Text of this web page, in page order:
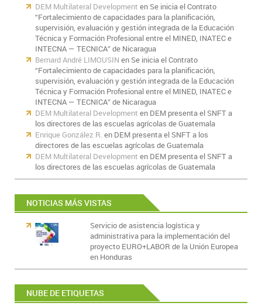
DEM Multilateral Development en Se inicia el Contrato
“Fortalecimiento de capacidades para la planificación,
supervisión, evaluación y gestión integrada de la Educación
Técnica y Formación Profesional entre el MINED, INATEC e
INTECNA — TECNICA” de Nicaragua
Bernard André LIMOUSIN en Se inicia el Contrato
“Fortalecimiento de capacidades para la planificación,
supervisión, evaluación y gestión integrada de la Educación
Técnica y Formación Profesional entre el MINED, INATEC e
INTECNA — TECNICA” de Nicaragua
DEM Multilateral Development en DEM presenta el SNFT a
los directores de las escuelas agrícolas de Guatemala
Enrique González R.en DEM presenta el SNFT a los
directores de las escuelas agrícolas de Guatemala
DEM Multilateral Development en DEM presenta el SNFT a
los directores de las escuelas agrícolas de Guatemala
NOTICIAS MÁS VISTAS
Servicio de asistencia logística y
administrativa para la implementación del
proyecto EURO+LABOR de la Unión Europea
en Honduras
NUBE DE ETIQUETAS